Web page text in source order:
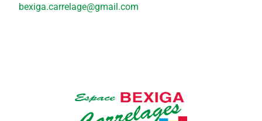
bexiga.carrelage@gmail.com